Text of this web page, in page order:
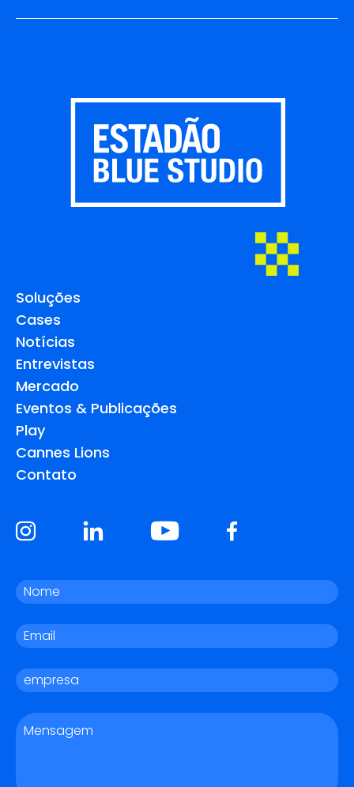
Soluções
Cases
Notícias
Entrevistas
Mercado
Eventos & Publicações
Play
Cannes Lions
Contato